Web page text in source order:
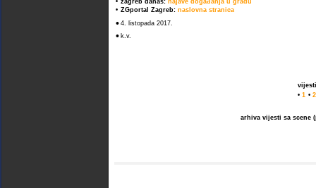
• zagreb danas: najave događanja u gradu
• ZGportal Zagreb: naslovna stranica
• 4. listopada 2017.
• k.v.
• 1 • 2
arhiva vijesti sa scene